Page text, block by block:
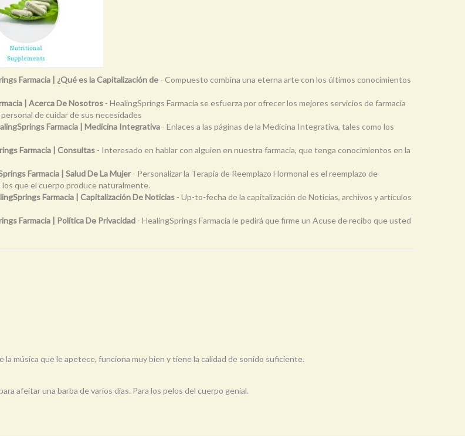
Farmacia | ¿Qué es la Capitalización de - Compuesto combina una eterna arte con los últimos conocimientos
| Acerca De Nosotros - HealingSprings Farmacia se esfuerza por ofrecer los mejores servicios de farmacia
de cuidar de sus necesidades
Farmacia | Medicina Integrativa - Enlaces a las páginas de la Medicina Integrativa, tales como los
Farmacia | Consultas - Interesado en hablar con alguien en nuestra farmacia, que tenga conocimientos en la
Farmacia | Salud De La Mujer- Personalizar la Terapia de Reemplazo Hormonal es el reemplazo de
que el cuerpo produce naturalmente.
Farmacia | Capitalización De Noticias - Up-to-fecha de la capitalización de Noticias, archivos y artículos
Farmacia | Política De Privacidad - HealingSprings Farmacia le pedirá que firme un Acuse de recibo que usted
la música que le apetece, funciona muy bien y tiene la calidad de sonido suficiente.
afeitar una barba de varios días. Para los pelos del cuerpo genial.